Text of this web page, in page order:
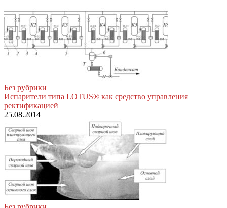
Без рубрики
Испарители типа LOTUS® как средство управления
ректификацией
25.08.2014